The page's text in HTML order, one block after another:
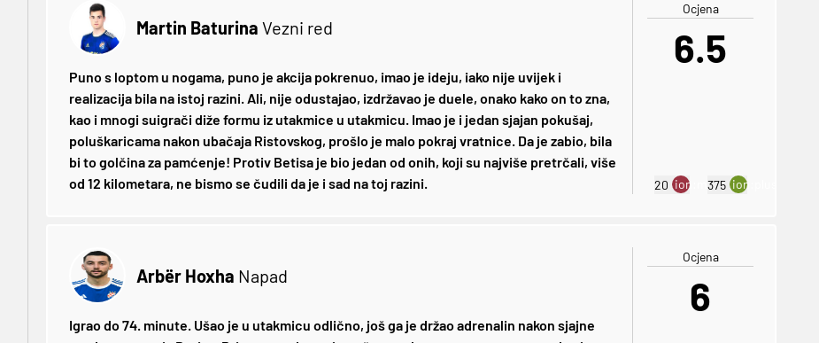
Martin Baturina Vezni red
Puno s loptom u nogama, puno je akcija pokrenuo, imao je ideju, iako nije uvijek i
realizacija bila na istoj razini. Ali, nije odustajao, izdržavao je duele, onako kako on to zna,
kao i mnogi suigrači diže formu iz utakmice u utakmicu. Imao je i jedan sjajan pokušaj,
poluškaricama nakon ubačaja Ristovskog, prošlo je malo pokraj vratnice. Da je zabio, bila
bi to golčina za pamćenje! Protiv Betisa je bio jedan od onih, koji su najviše pretrčali, više
od 12 kilometara, ne bismo se čudili da je i sad na toj razini.
Ocjena
6.5
20 ion:minus
375 ion:plus
Arbër Hoxha Napad
Igrao do 74. minute. Ušao je u utakmicu odlično, još ga je držao adrenalin nakon sjajne
Ocjena
6